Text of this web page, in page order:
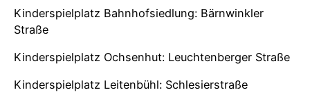
Kinderspielplatz Bahnhofsiedlung: Bärnwinkler
Straße
Kinderspielplatz Ochsenhut: Leuchtenberger Straße
Kinderspielplatz Leitenbühl: Schlesierstraße